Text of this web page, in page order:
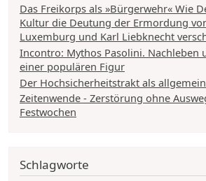
Das Freikorps als »Bürgerwehr« Wie
Kultur die Deutung der Ermordung
Luxemburg und Karl Liebknecht
Incontro: Mythos Pasolini. Nachleben
einer populären Figur
Der Hochsicherheitstrakt als
Zeitenwende - Zerstörung ohne
Festwochen
Schlagworte